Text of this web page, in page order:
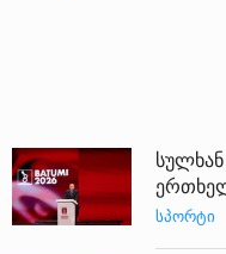
ᲡᲞᲝᲠᲢᲘ